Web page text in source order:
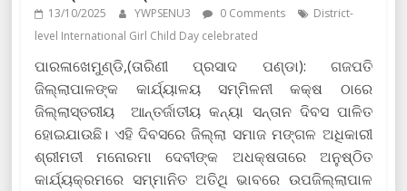
13/10/2025 YWPSENU3 0 Comments
District-
level International Girl Child Day celebrated
ପାରଳାଖେମୁଣ୍ଡି,(ତାରିଣୀ ପ୍ରସାଦ ପଣ୍ଡା): ଗଜପତି
ଜିଲ୍ଲାପାଳଙ୍କ କାର୍ଯ୍ୟାଳୟ ସମ୍ମିଳନୀ କକ୍ଷ ଠାରେ
ଜିଲ୍ଲାସ୍ତରୀୟ ଆନ୍ତର୍ଜାତୀୟ କନ୍ୟା ସନ୍ତାନ ଦିବସ ପାଳିତ
ହୋଇଯାଉଛି। ଏହି ଦିବସରେ ଜିଲ୍ଲା ସମାଜ ମଙ୍ଗଳ ଅଧିକାରୀ
ଶ୍ରୀମତୀ ମନୋରମା ଦେବୀଙ୍କ ଅଧକ୍ଷତାରେ ଅନୁଷ୍ଠିତ
କାର୍ଯ୍ୟକ୍ରମରେ ସମ୍ମାନିତ ଅତିଥି ଭାବରେ ଉପଜିଲ୍ଲାପାଳ